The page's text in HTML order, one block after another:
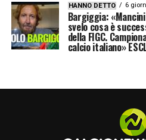
HANNO DETTO 6
Bargiggia:
svelo cosa è
della FIGC.
calcio italiano»